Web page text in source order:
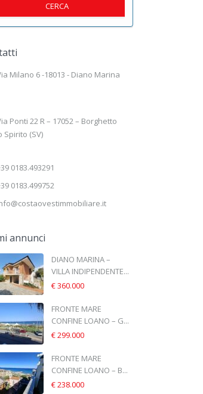
CERCA
Milano 6 -18013 - Diano Marina
Ponti 22 R – 17052 – Borghetto
Spirito (SV)
0183.493291
0183.499752
annunci
DIANO MARINA –
VILLA INDIPENDENTE...
€ 360.000
FRONTE MARE
CONFINE LOANO – G...
€ 299.000
FRONTE MARE
CONFINE LOANO – B...
€ 238.000